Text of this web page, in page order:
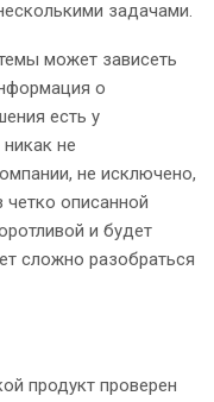
задачами.
может зависеть
о
есть у
не
не исключено,
четко описанной
и будет
сложно разобраться
продукт проверен